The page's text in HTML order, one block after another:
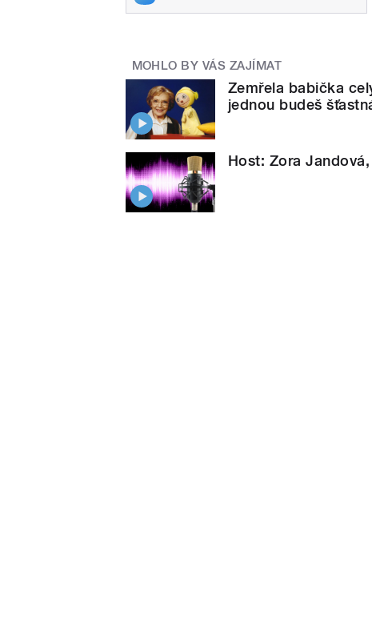
MOHLO BY VÁS ZAJÍMAT
Zemřela babička
jednou budeš
Host: Zora